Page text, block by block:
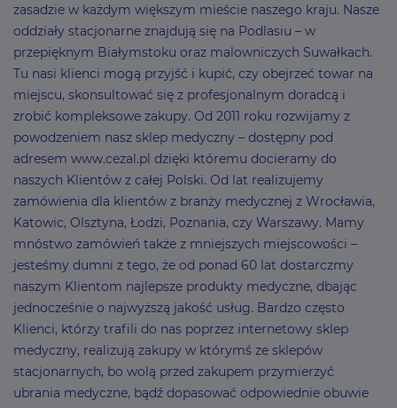
zasadzie w każdym większym mieście naszego kraju. Nasze
oddziały stacjonarne znajdują się na Podlasiu – w
przepięknym Białymstoku oraz malowniczych Suwałkach.
Tu nasi klienci mogą przyjść i kupić, czy obejrzeć towar na
miejscu, skonsultować się z profesjonalnym doradcą i
zrobić kompleksowe zakupy. Od 2011 roku rozwijamy z
powodzeniem nasz sklep medyczny – dostępny pod
adresem www.cezal.pl dzięki któremu docieramy do
naszych Klientów z całej Polski. Od lat realizujemy
zamówienia dla klientów z branży medycznej z Wrocławia,
Katowic, Olsztyna, Łodzi, Poznania, czy Warszawy. Mamy
mnóstwo zamówień także z mniejszych miejscowości –
jesteśmy dumni z tego, że od ponad 60 lat dostarczmy
naszym Klientom najlepsze produkty medyczne, dbając
jednocześnie o najwyższą jakość usług. Bardzo często
Klienci, którzy trafili do nas poprzez internetowy sklep
medyczny, realizują zakupy w którymś ze sklepów
stacjonarnych, bo wolą przed zakupem przymierzyć
ubrania medyczne, bądź dopasować odpowiednie obuwie